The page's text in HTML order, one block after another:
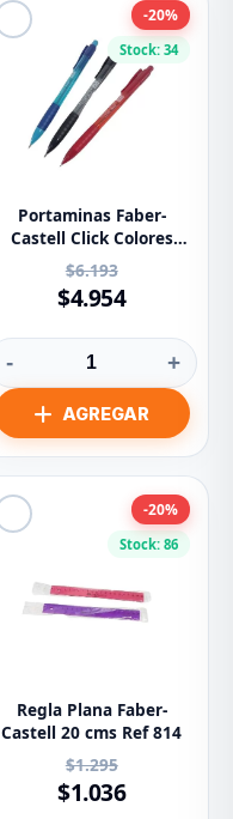
Stock: 34
-20%
Portaminas Faber-
Castell Click Colores
Surtidos 2mm
$6.193
$4.954
- +
Stock: 86
-20%
Regla Plana Faber-
Castell 20 cms Ref 814
$1.295
$1.036